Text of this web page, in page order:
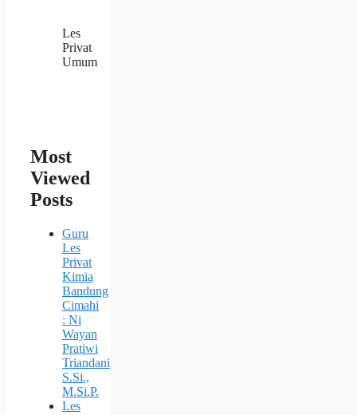
Les
Privat
Umum
Most
Viewed
Posts
Guru
Les
Privat
Kimia
Bandung
Cimahi
: Ni
Wayan
Pratiwi
Triandani
S.Si.,
M.Si.P.
Les